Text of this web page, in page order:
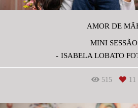
AMOR DE
MINI SESSÃO
ISABELA LOBATO
515 11